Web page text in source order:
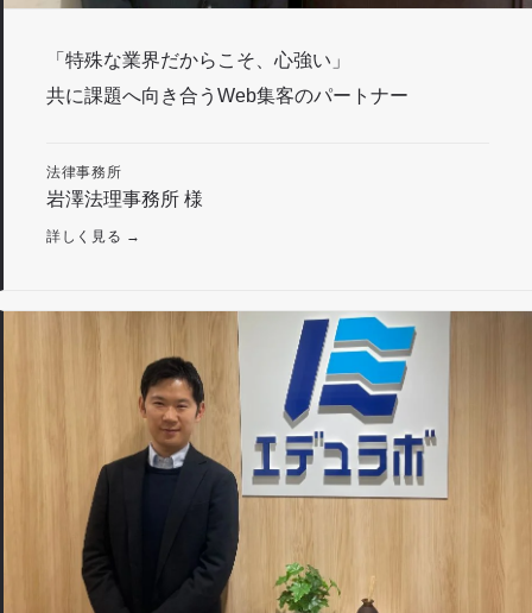
「特殊な業界だからこそ、心強い」
共に課題へ向き合うWeb集客のパートナー
法律事務所
岩澤法理事務所 様
詳しく見る →